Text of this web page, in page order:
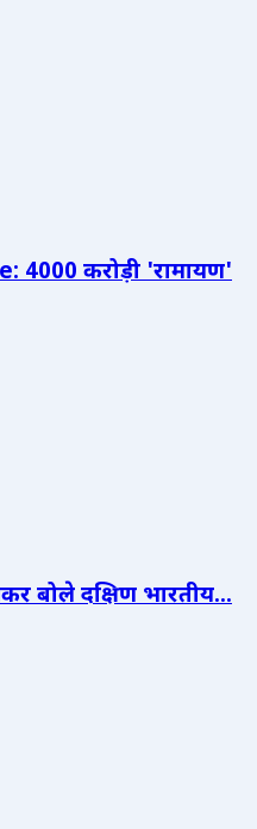
4000 करोड़ी 'रामायण'
बोले दक्षिण भारतीय...